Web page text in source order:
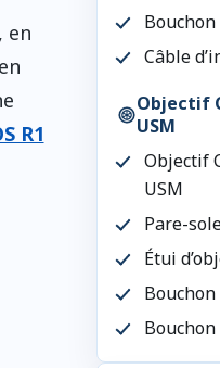
en
R1
Câble
Objectif
USM
Objectif
USM
Pare-
Étui